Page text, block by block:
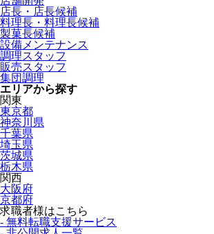
店長・店長候補
料理長・料理長候補
製菓長候補
設備メンテナンス
調理スタッフ
販売スタッフ
集団調理
エリアから探す
関東
東京都
神奈川県
千葉県
埼玉県
茨城県
栃木県
関西
大阪府
京都府
求職者様はこちら
- 無料転職支援サービス